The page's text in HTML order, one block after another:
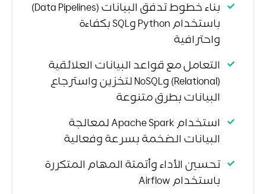
بناء خطوط تدفق البيانات (Data Pipelines)
باستخدام Python وSQL بكفاءة
واحترافية
التعامل مع قواعد البيانات العلائقية
(Relational) وNoSQL لتخزين واسترجاع
البيانات بطرق متنوعة
استخدام Apache Spark لمعالجة
البيانات الضخمة بسرعة وفعالية
تحسين الأداء وأتمتة المهام المتكررة
باستخدام Airflow